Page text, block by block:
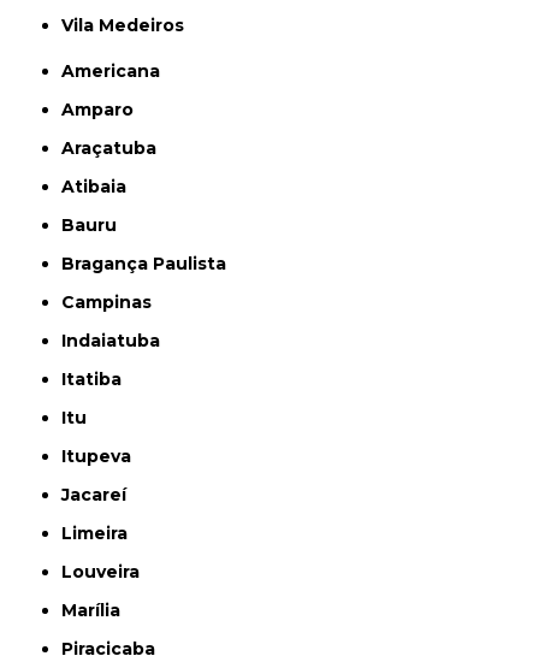
Vila Medeiros
Americana
Amparo
Araçatuba
Atibaia
Bauru
Bragança Paulista
Campinas
Indaiatuba
Itatiba
Itu
Itupeva
Jacareí
Limeira
Louveira
Marília
Piracicaba